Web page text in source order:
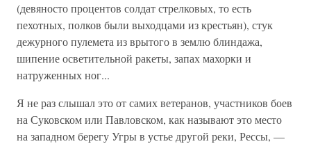
(девяносто процентов солдат стрелковых, то есть
пехотных, полков были выходцами из крестьян), стук
дежурного пулемета из врытого в землю блиндажа,
шипение осветительной ракеты, запах махорки и
натруженных ног...
Я не раз слышал это от самих ветеранов, участников боев
на Суковском или Павловском, как называют это место
на западном берегу Угры в устье другой реки, Рессы, —